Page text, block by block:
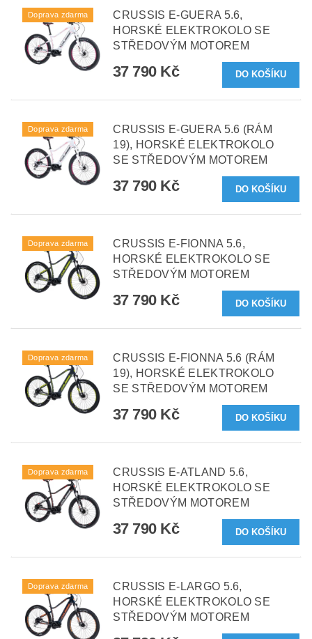
Doprava zdarma
CRUSSIS E-GUERA 5.6,
HORSKÉ ELEKTROKOLO SE
STŘEDOVÝM MOTOREM
37 790 Kč
Doprava zdarma
CRUSSIS E-GUERA 5.6 (RÁM
19), HORSKÉ ELEKTROKOLO
SE STŘEDOVÝM MOTOREM
37 790 Kč
Doprava zdarma
CRUSSIS E-FIONNA 5.6,
HORSKÉ ELEKTROKOLO SE
STŘEDOVÝM MOTOREM
37 790 Kč
Doprava zdarma
CRUSSIS E-FIONNA 5.6 (RÁM
19), HORSKÉ ELEKTROKOLO
SE STŘEDOVÝM MOTOREM
37 790 Kč
Doprava zdarma
CRUSSIS E-ATLAND 5.6,
HORSKÉ ELEKTROKOLO SE
STŘEDOVÝM MOTOREM
37 790 Kč
Doprava zdarma
CRUSSIS E-LARGO 5.6,
HORSKÉ ELEKTROKOLO SE
STŘEDOVÝM MOTOREM